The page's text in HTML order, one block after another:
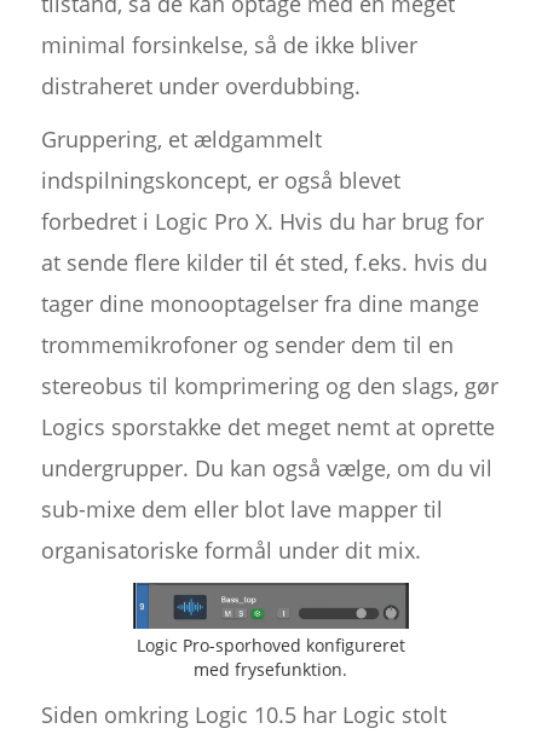
minimal forsinkelse, så de ikke bliver
distraheret under overdubbing.
Gruppering, et ældgammelt
indspilningskoncept, er også blevet
forbedret i Logic Pro X. Hvis du har brug for
at sende flere kilder til ét sted, f.eks. hvis du
tager dine monooptagelser fra dine mange
trommemikrofoner og sender dem til en
stereobus til komprimering og den slags, gør
Logics sporstakke det meget nemt at oprette
undergrupper. Du kan også vælge, om du vil
sub-mixe dem eller blot lave mapper til
organisatoriske formål under dit mix.
Logic Pro-sporhoved konfigureret
med frysefunktion.
Siden omkring Logic 10.5 har Logic stolt